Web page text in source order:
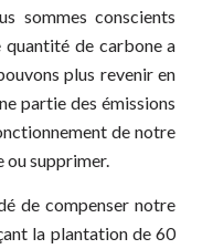
sommes conscients
quantité de carbone a
plus revenir en
partie des émissions
de notre
ou supprimer.
de compenser notre
la plantation de 60